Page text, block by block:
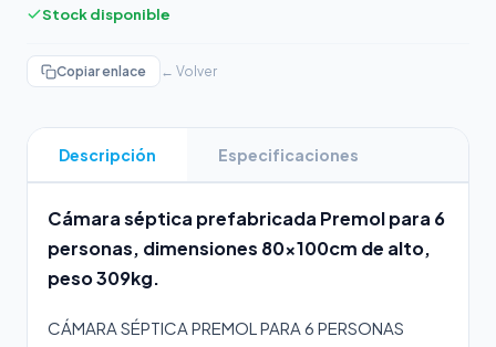
Stock disponible
Copiar enlace ← Volver
Descripción Especificaciones
Cámara séptica prefabricada Premol para 6
personas, dimensiones 80x100cm de alto,
peso 309kg.
CÁMARA SÉPTICA PREMOL PARA 6 PERSONAS